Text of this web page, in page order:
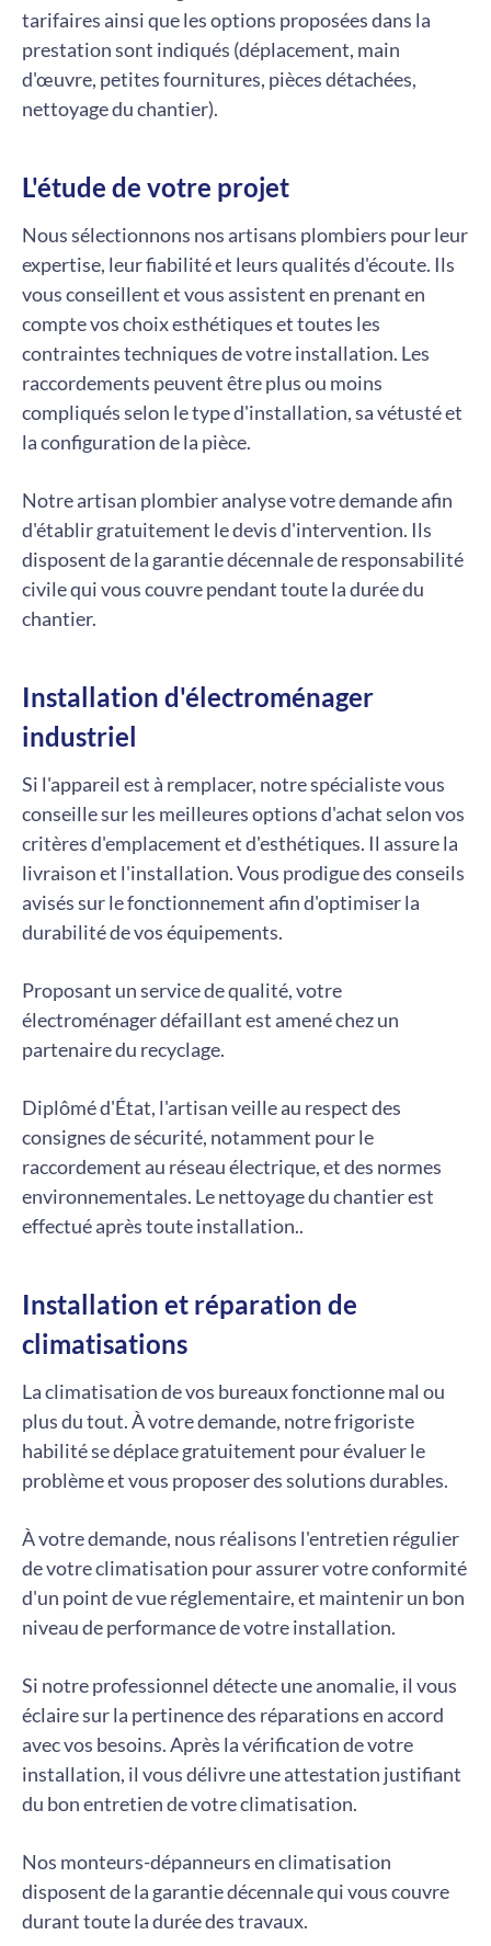
tarifaires ainsi que les options proposées dans la
prestation sont indiqués (déplacement, main
d'œuvre, petites fournitures, pièces détachées,
nettoyage du chantier).
L'étude de votre projet
Nous sélectionnons nos artisans plombiers pour leur
expertise, leur fiabilité et leurs qualités d'écoute. Ils
vous conseillent et vous assistent en prenant en
compte vos choix esthétiques et toutes les
contraintes techniques de votre installation. Les
raccordements peuvent être plus ou moins
compliqués selon le type d'installation, sa vétusté et
la configuration de la pièce.
Notre artisan plombier analyse votre demande afin
d'établir gratuitement le devis d'intervention. Ils
disposent de la garantie décennale de responsabilité
civile qui vous couvre pendant toute la durée du
chantier.
Installation d'électroménager
industriel
Si l'appareil est à remplacer, notre spécialiste vous
conseille sur les meilleures options d'achat selon vos
critères d'emplacement et d'esthétiques. Il assure la
livraison et l'installation. Vous prodigue des conseils
avisés sur le fonctionnement afin d'optimiser la
durabilité de vos équipements.
Proposant un service de qualité, votre
électroménager défaillant est amené chez un
partenaire du recyclage.
Diplômé d'État, l'artisan veille au respect des
consignes de sécurité, notamment pour le
raccordement au réseau électrique, et des normes
environnementales. Le nettoyage du chantier est
effectué après toute installation..
Installation et réparation de
climatisations
La climatisation de vos bureaux fonctionne mal ou
plus du tout. À votre demande, notre frigoriste
habilité se déplace gratuitement pour évaluer le
problème et vous proposer des solutions durables.
À votre demande, nous réalisons l'entretien régulier
de votre climatisation pour assurer votre conformité
d'un point de vue réglementaire, et maintenir un bon
niveau de performance de votre installation.
Si notre professionnel détecte une anomalie, il vous
éclaire sur la pertinence des réparations en accord
avec vos besoins. Après la vérification de votre
installation, il vous délivre une attestation justifiant
du bon entretien de votre climatisation.
Nos monteurs-dépanneurs en climatisation
disposent de la garantie décennale qui vous couvre
durant toute la durée des travaux.